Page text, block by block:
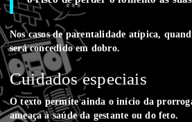
Nos casos de parentalidade atípica,
será concedido em dobro.
Cuidados especiais
O texto permite ainda o início da
ameaça à saúde da gestante ou do feto.